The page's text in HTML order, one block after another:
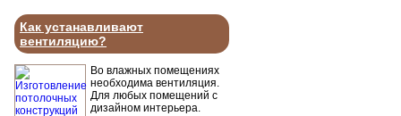
Как устанавливают
вентиляцию?
Во влажных помещениях
необходима вентиляция.
Для любых помещений с
дизайном интерьера.